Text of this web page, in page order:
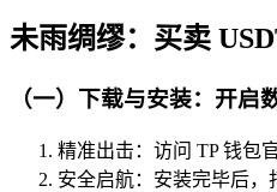
未雨绸缪：买卖
（一）下载与安装：开启
精准出击：访问 TP 钱包
安全启航：安装完毕后，